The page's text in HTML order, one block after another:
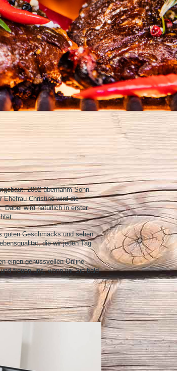
2002 übernahm Sohn
Ehefrau Christine wird die
Dabei wird natürlich in erster
guten Geschmacks und sehen
die wir jeden Tag
einen genussvollen Online-
freuen uns, wenn wir Sie bald